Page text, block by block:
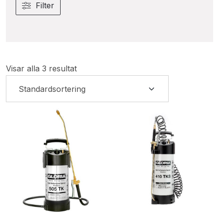
Filter
Visar alla 3 resultat